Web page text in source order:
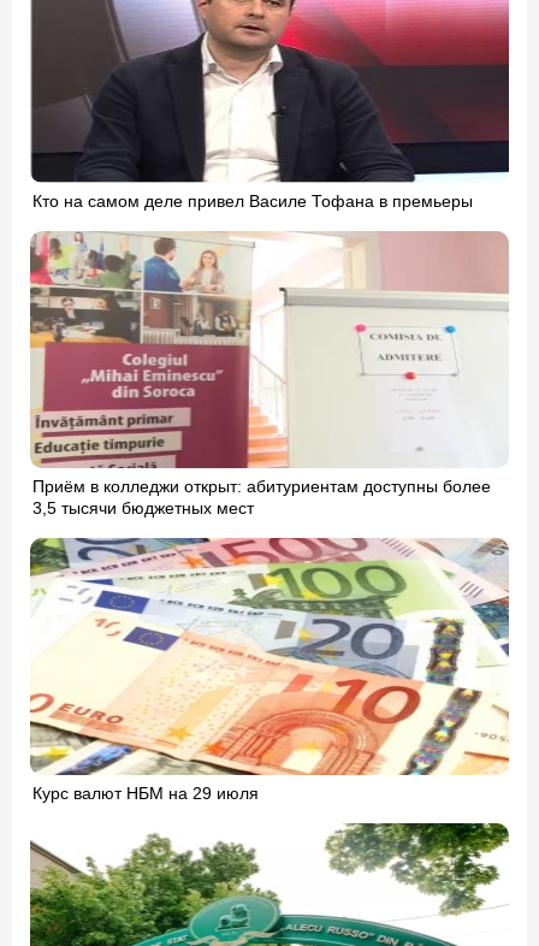
Кто на самом деле привел Василе Тофана в премьеры
Приём в колледжи открыт: абитуриентам доступны более
3,5 тысячи бюджетных мест
Курс валют НБМ на 29 июля